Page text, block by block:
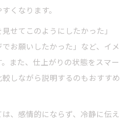
くなります。
せてこのようにしたかった」
でお願いしたかった」など、イメ
また、仕上がりの状態をスマー
しながら説明するのもおすすめ
、感情的にならず、冷静に伝え